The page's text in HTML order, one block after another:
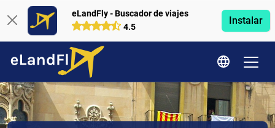
eLandFly - Buscador de viajes
4.5
Instalar